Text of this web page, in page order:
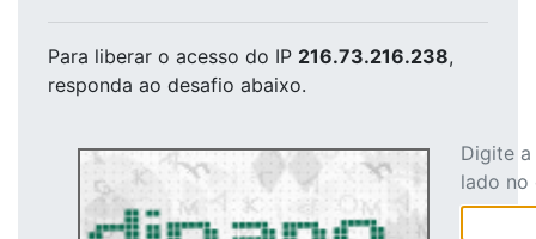
Para liberar o acesso do IP 216.73.216.238,
responda ao desafio abaixo.
Digite
lado no